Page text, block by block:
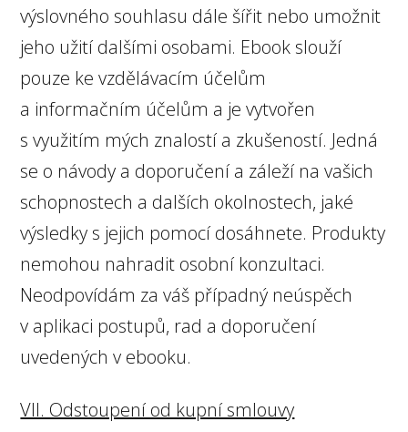
výslovného souhlasu dále šířit nebo umožnit
jeho užití dalšími osobami. Ebook slouží
pouze ke vzdělávacím účelům
a informačním účelům a je vytvořen
s využitím mých znalostí a zkušeností. Jedná
se o návody a doporučení a záleží na vašich
schopnostech a dalších okolnostech, jaké
výsledky s jejich pomocí dosáhnete. Produkty
nemohou nahradit osobní konzultaci.
Neodpovídám za váš případný neúspěch
v aplikaci postupů, rad a doporučení
uvedených v ebooku.
VII. Odstoupení od kupní smlouvy